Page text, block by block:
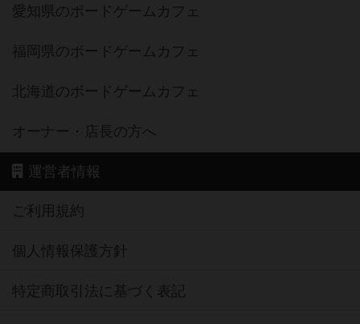
愛知県のボードゲームカフェ
福岡県のボードゲームカフェ
北海道のボードゲームカフェ
オーナー・店長の方へ
運営者情報
ご利用規約
個人情報保護方針
特定商取引法に基づく表記